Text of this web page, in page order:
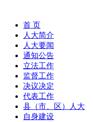
首 页
人大简介
人大要闻
通知公告
立法工作
监督工作
决议决定
代表工作
县（市、区）人大
自身建设